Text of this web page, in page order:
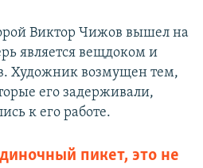
Виктор Чижов вышел на
является вещдоком и
Художник возмущен тем,
его задерживали,
к его работе.
пикет, это не